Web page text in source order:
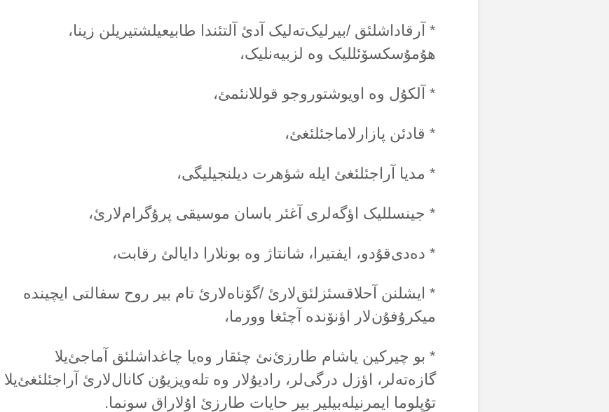
* آرقاداشلئق /بیرلیک‌تەلیک آدئ آلتئندا طابیعیلشتیریلن زینا،
هۇمۇسکسۆئللیک وە لزبیەنلیک،
* آلکۇل وە اویوشتوروجو قوللانئمئ،
* قادئن پازارلاماجئلئغئ،
* مدیا آراجئلئغئ ایلە شؤهرت دیلنجیلیگی،
* جینسللیک اؤگەلری آغئر باسان موسیقی پرۇگرام‌لارئ،
* دەدی‌قۇدو، ایفتیرا، شانتاژ وە بونلارا دایالئ رقابت،
* ایشلنن آحلاقسئزلئق‌لارئ /گۆناەلارئ تام بیر روح سفالتی ایچیندە
میکرۇفۇن‌لار اؤنۆندە آچئغا وورما،
* بو چیرکین یاشام طارزئ‌نئ چئقار وەیا چاغداشلئق آماجئ‌یلا
گازەتەلر، اؤزل درگی‌لر، رادیۇلار وە تلەویزیۇن کانال‌لارئ آراجئلئغئ‌یلا
تۇپلوما ایمرنیلەبیلیر بیر حایات طارزئ اۇلاراق سونما.